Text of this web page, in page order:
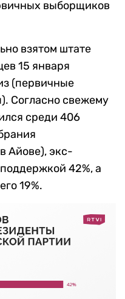
выборщиков
взятом штате
15 января
(первичные
Согласно свежему
среди 406
Айове), экс-
42%, а
19%.